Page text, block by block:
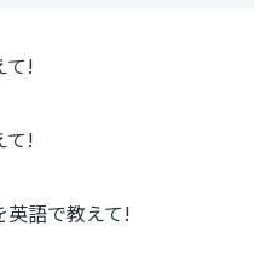
て!
て!
英語で教えて!